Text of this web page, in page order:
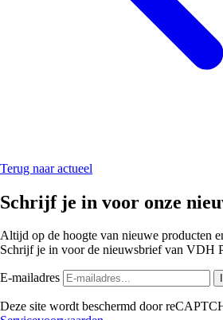
Terug naar actueel
Schrijf je in voor onze
Altijd op de hoogte van nieuwe producten
Schrijf je in voor de nieuwsbrief van VDH
E-mailadres
Deze site wordt beschermd door